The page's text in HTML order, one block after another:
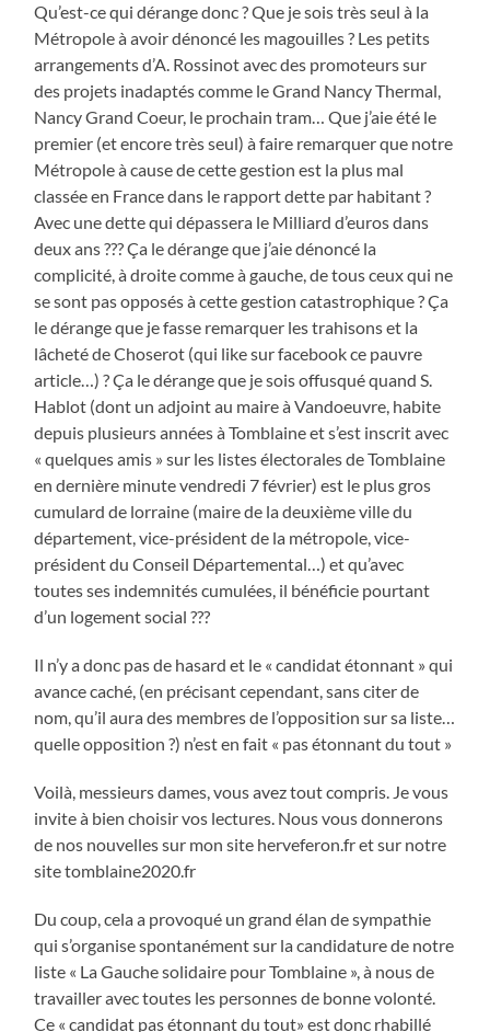
Qu’est-ce qui dérange donc ? Que je sois très seul à la
Métropole à avoir dénoncé les magouilles ? Les petits
arrangements d’A. Rossinot avec des promoteurs sur
des projets inadaptés comme le Grand Nancy Thermal,
Nancy Grand Coeur, le prochain tram… Que j’aie été le
premier (et encore très seul) à faire remarquer que notre
Métropole à cause de cette gestion est la plus mal
classée en France dans le rapport dette par habitant ?
Avec une dette qui dépassera le Milliard d’euros dans
deux ans ??? Ça le dérange que j’aie dénoncé la
complicité, à droite comme à gauche, de tous ceux qui ne
se sont pas opposés à cette gestion catastrophique ? Ça
le dérange que je fasse remarquer les trahisons et la
lâcheté de Choserot (qui like sur facebook ce pauvre
article…) ? Ça le dérange que je sois offusqué quand S.
Hablot (dont un adjoint au maire à Vandoeuvre, habite
depuis plusieurs années à Tomblaine et s’est inscrit avec
« quelques amis » sur les listes électorales de Tomblaine
en dernière minute vendredi 7 février) est le plus gros
cumulard de lorraine (maire de la deuxième ville du
département, vice-président de la métropole, vice-
président du Conseil Départemental…) et qu’avec
toutes ses indemnités cumulées, il bénéficie pourtant
d’un logement social ???
Il n’y a donc pas de hasard et le « candidat étonnant » qui
avance caché, (en précisant cependant, sans citer de
nom, qu’il aura des membres de l’opposition sur sa liste…
quelle opposition ?) n’est en fait « pas étonnant du tout »
Voilà, messieurs dames, vous avez tout compris. Je vous
invite à bien choisir vos lectures. Nous vous donnerons
de nos nouvelles sur mon site herveferon.fr et sur notre
site tomblaine2020.fr
Du coup, cela a provoqué un grand élan de sympathie
qui s’organise spontanément sur la candidature de notre
liste « La Gauche solidaire pour Tomblaine », à nous de
travailler avec toutes les personnes de bonne volonté.
Ce « candidat pas étonnant du tout» est donc rhabillé